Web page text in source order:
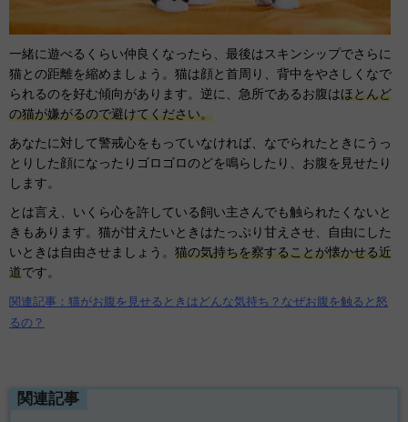
一緒に遊べるくらい仲良くなったら、最後はスキンシップでさらに
猫との距離を縮めましょう。猫は顔と首周り、背中をやさしくなで
られるのを好む傾向があります。逆に、急所であるお腹はほとんど
の猫が嫌がるので避けてください。
あなたに対して警戒心をもっていなければ、なでられたときにうっ
とりした顔になったりゴロゴロのどを鳴らしたり、お腹を見せたり
します。
とは言え、いくら心を許している飼い主さんでも触られたくないと
きもあります。猫が甘えたいときはたっぷり甘えさせ、自由にした
いときは自由させましょう。 猫の気持ちを察することが懐かせる近
道です。
関連記事： 猫がお腹を見せるときはどんな気持ち？なぜお腹を触ると怒
るの？
関連記事